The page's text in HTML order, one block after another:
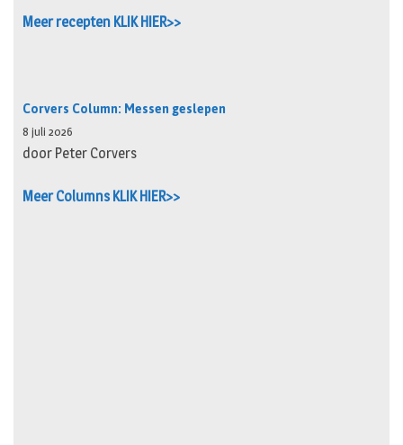
Meer recepten KLIK HIER>>
Corvers Column: Messen geslepen
8 juli 2026
door Peter Corvers
Meer Columns KLIK HIER>>